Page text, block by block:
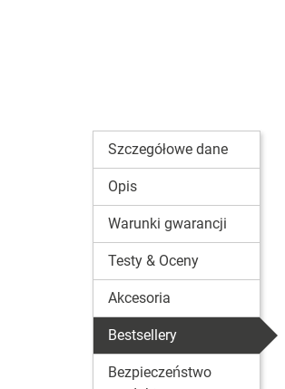
Szczegółowe dane
Opis
Warunki gwarancji
Testy & Oceny
Akcesoria
Bestsellery
Bezpieczeństwo